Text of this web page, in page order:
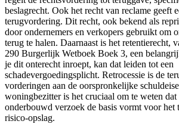
beslagrecht. Ook het recht van reclame geeft
terugvordering. Dit recht, ook bekend als
door ondernemers en verkopers gebruikt om
terug te halen. Daarnaast is het retentierecht,
290 Burgerlijk Wetboek Boek 3, een
je dit onterecht inroept, kan dat leiden tot een
schadevergoedingsplicht. Retrocessie is de
vorderingen aan de oorspronkelijke
woningbezitter is het cruciaal om te weten dat
onderbouwd verzoek de basis vormt voor het
risico-opslag.